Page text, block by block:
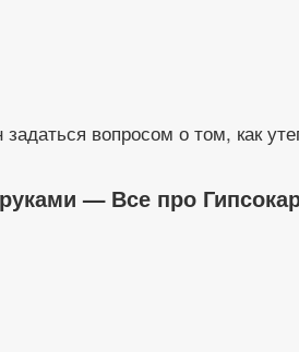
вопросом о том, как
— Все про